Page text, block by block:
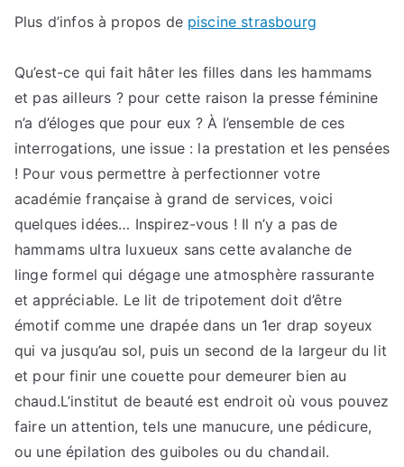
conseils
piscine
strasbourg
Plus d’infos à propos de piscine strasbourg
Qu’est-ce qui fait hâter les filles dans les hammams
et pas ailleurs ? pour cette raison la presse féminine
n’a d’éloges que pour eux ? À l’ensemble de ces
interrogations, une issue : la prestation et les pensées
! Pour vous permettre à perfectionner votre
académie française à grand de services, voici
quelques idées… Inspirez-vous ! Il n’y a pas de
hammams ultra luxueux sans cette avalanche de
linge formel qui dégage une atmosphère rassurante
et appréciable. Le lit de tripotement doit d’être
émotif comme une drapée dans un 1er drap soyeux
qui va jusqu’au sol, puis un second de la largeur du lit
et pour finir une couette pour demeurer bien au
chaud.L’institut de beauté est endroit où vous pouvez
faire un attention, tels une manucure, une pédicure,
ou une épilation des guiboles ou du chandail.